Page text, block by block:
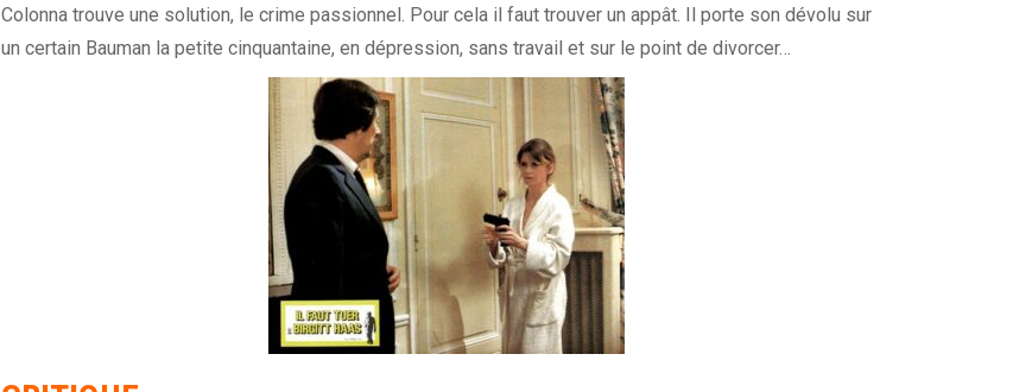
Colonna trouve une solution, le crime passionnel. Pour cela il faut trouver un appât. Il porte son dévolu sur
un certain Bauman la petite cinquantaine, en dépression, sans travail et sur le point de divorcer…